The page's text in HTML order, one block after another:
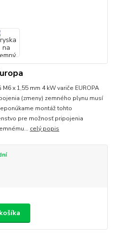
x 1,55 mm 4 kW variče EUROPA
(zmeny) zemného plynu musí
montáž tohto
pre možnosť pripojenia
celý popis